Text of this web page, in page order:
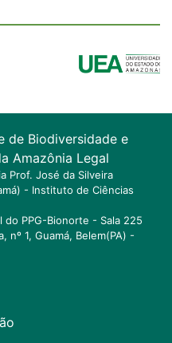
de Biodiversidade e
Amazônia Legal
Prof. José da Silveira
- Instituto de Ciências
do PPG-Bionorte - Sala 225
nº 1, Guamá, Belem(PA) -